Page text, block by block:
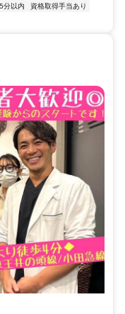
分以内
資格取得手当あり